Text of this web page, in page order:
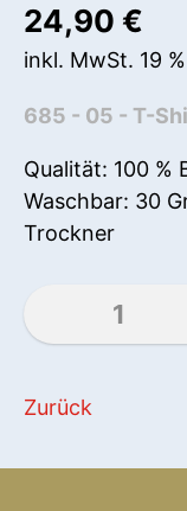
24,90 €
inkl. MwSt. 19 %
685 - 05 - T-
Qualität: 100 %
Waschbar: 30
Trockner
Zurück